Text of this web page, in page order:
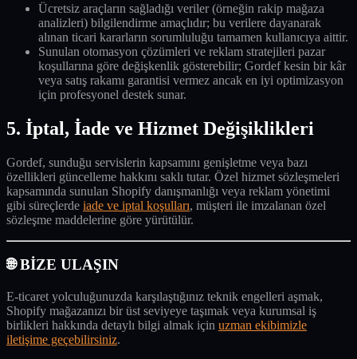
Ücretsiz araçların sağladığı veriler (örneğin rakip mağaza
analizleri) bilgilendirme amaçlıdır; bu verilere dayanarak
alınan ticari kararların sorumluluğu tamamen kullanıcıya aittir.
Sunulan otomasyon çözümleri ve reklam stratejileri pazar
koşullarına göre değişkenlik gösterebilir; Gordef kesin bir kâr
veya satış rakamı garantisi vermez ancak en iyi optimizasyon
için profesyonel destek sunar.
5. İptal, İade ve Hizmet Değişiklikleri
Gordef, sunduğu servislerin kapsamını genişletme veya bazı
özellikleri güncelleme hakkını saklı tutar. Özel hizmet sözleşmeleri
kapsamında sunulan Shopify danışmanlığı veya reklam yönetimi
gibi süreçlerde iade ve iptal koşulları, müşteri ile imzalanan özel
sözleşme maddelerine göre yürütülür.
🌐 BİZE ULAŞIN
E-ticaret yolculuğunuzda karşılaştığınız teknik engelleri aşmak,
Shopify mağazanızı bir üst seviyeye taşımak veya kurumsal iş
birlikleri hakkında detaylı bilgi almak için uzman ekibimizle
iletişime geçebilirsiniz.